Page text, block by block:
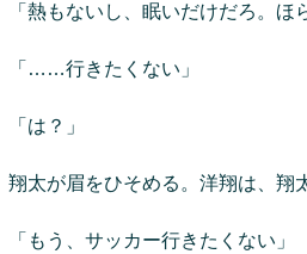
「熱もないし、眠いだけだろ。ほ
「……行きたくない」
「は？」
翔太が眉をひそめる。洋翔は、翔
「もう、サッカー行きたくない」